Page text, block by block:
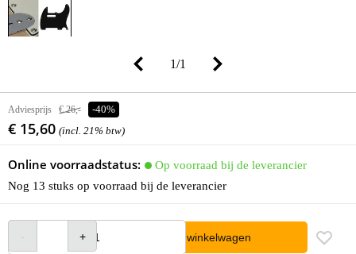
1/1
Adviesprijs € 26,- -40%
€ 15,60 (incl. 21% btw)
Online voorraadstatus:
Op voorraad bij de leverancier
Nog 13 stuks op voorraad bij de leverancier
In winkelwagen